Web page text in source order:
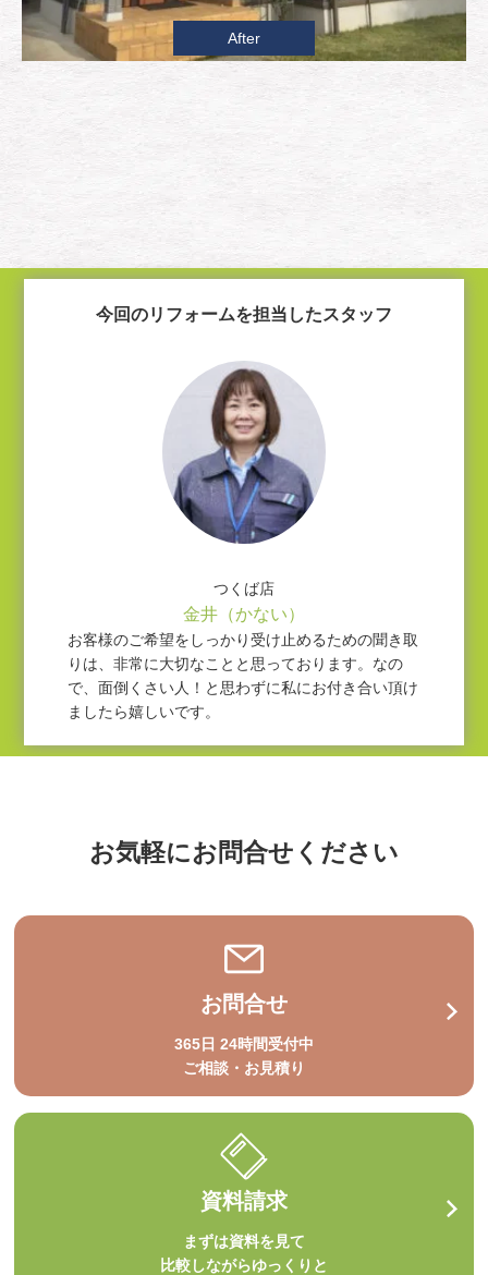
After
今回のリフォームを担当したスタッフ
つくば店
金井（かない）
お客様のご希望をしっかり受け止めるための聞き取
りは、非常に大切なことと思っております。なの
で、面倒くさい人！と思わずに私にお付き合い頂け
ましたら嬉しいです。
お気軽にお問合せください
お問合せ
365日 24時間受付中
ご相談・お見積り
資料請求
まずは資料を見て
比較しながらゆっくりと